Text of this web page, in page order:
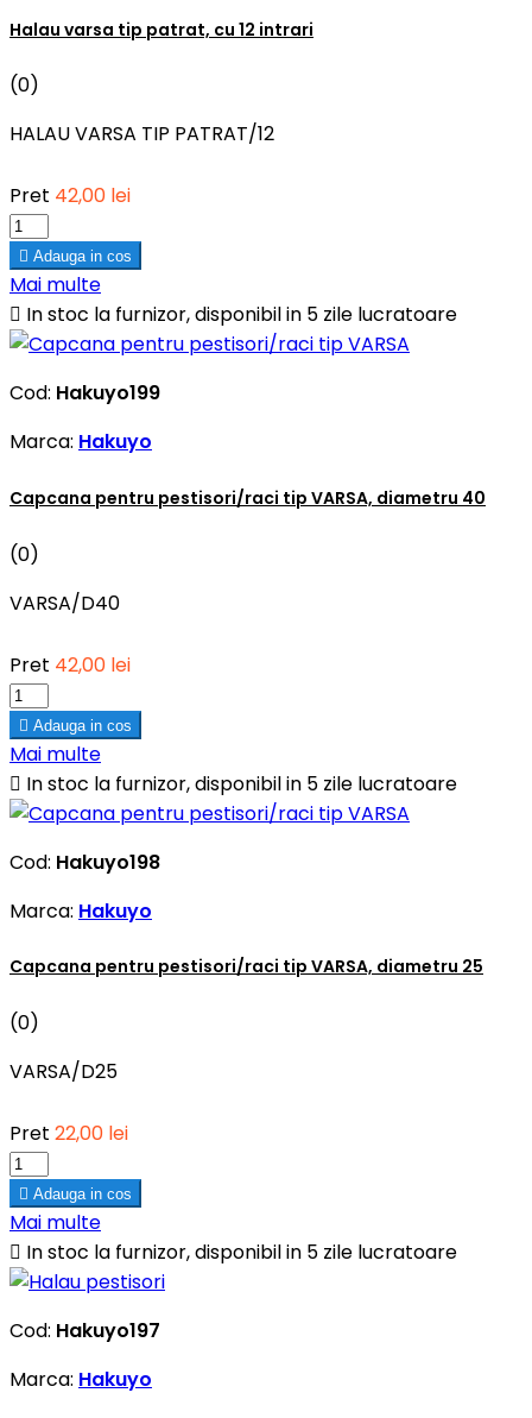
Halau varsa tip patrat, cu 12 intrari
(0)
HALAU VARSA TIP PATRAT/12
Pret 42,00 lei
 Adauga in cos
Mai multe
 In stoc la furnizor, disponibil in 5 zile lucratoare
Cod: Hakuyo199
Marca: Hakuyo
Capcana pentru pestisori/raci tip VARSA, diametru 40
(0)
VARSA/D40
Pret 42,00 lei
 Adauga in cos
Mai multe
 In stoc la furnizor, disponibil in 5 zile lucratoare
Cod: Hakuyo198
Marca: Hakuyo
Capcana pentru pestisori/raci tip VARSA, diametru 25
(0)
VARSA/D25
Pret 22,00 lei
 Adauga in cos
Mai multe
 In stoc la furnizor, disponibil in 5 zile lucratoare
Cod: Hakuyo197
Marca: Hakuyo